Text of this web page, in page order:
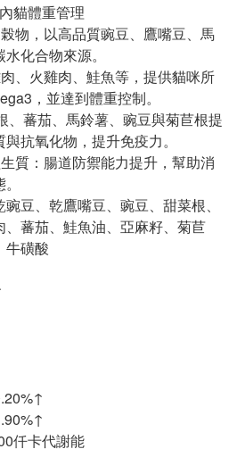
貓體重管理
物，以高品質豌豆、鷹嘴豆、馬
化合物來源。
、火雞肉、鮭魚等，提供貓咪所
，並達到體重控制。
、蕃茄、馬鈴薯、豌豆與菊苣根提
抗氧化物，提升免疫力。
質：腸道防禦能力提升，幫助消
豆、乾鷹嘴豆、豌豆、甜菜根、
蕃茄、鮭魚油、亞麻籽、菊苣
牛磺酸
仟卡代謝能